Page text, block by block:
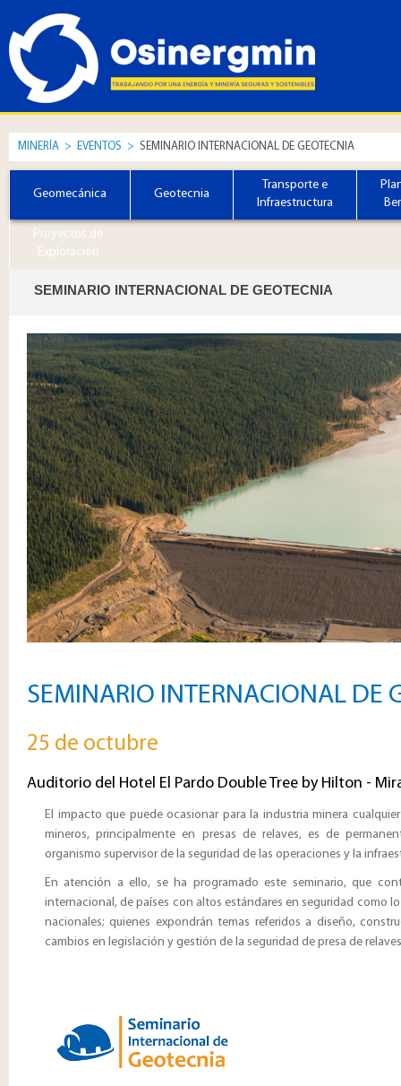
MINERÍA > EVENTOS > SEMINARIO INTERNACIONAL DE GEOTECNIA
Geomecánica Geotecnia
Transporte e
Infraestructura
Proyectos de
Exploración
SEMINARIO INTERNACIONAL DE GEOTECNIA
SEMINARIO INTERNACIONAL DE
25 de octubre
Auditorio del Hotel El Pardo Double Tree by Hilton -
El impacto que puede ocasionar para la industria minera
mineros, principalmente en presas de relaves, es de
organismo supervisor de la seguridad de las operaciones y la
En atención a ello, se ha programado este seminario, que
internacional, de países con altos estándares en seguridad como
nacionales; quienes expondrán temas referidos a diseño,
cambios en legislación y gestión de la seguridad de presa de